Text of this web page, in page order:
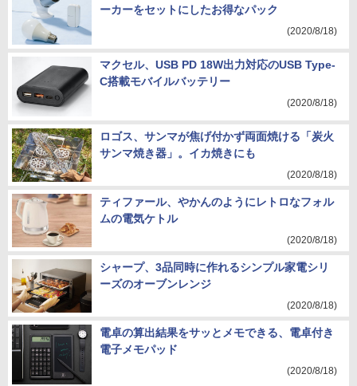
ーカーをセットにしたお得なパック
(2020/8/18)
マクセル、USB PD 18W出力対応のUSB Type-
C搭載モバイルバッテリー
(2020/8/18)
ロゴス、サンマが焦げ付かず両面焼ける「炭火
サンマ焼き器」。イカ焼きにも
(2020/8/18)
ティファール、やかんのようにレトロなフォル
ムの電気ケトル
(2020/8/18)
シャープ、3品同時に作れるシンプル家電シリ
ーズのオーブンレンジ
(2020/8/18)
電卓の算出結果をサッとメモできる、電卓付き
電子メモパッド
(2020/8/18)